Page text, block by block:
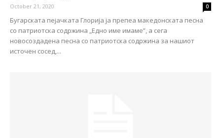
October 21, 2020 0
Бугарската пејачката Глорија ја препеа македонската песна
со патриотска содржина „Едно име имаме”, а сега
новосоздадена песна со патриотска содржина за нашиот
источен сосед,...